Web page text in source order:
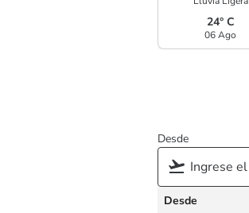
24° C
06 Ago
Desde
Desde